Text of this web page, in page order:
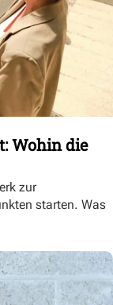
Wohin die
zur
starten. Was